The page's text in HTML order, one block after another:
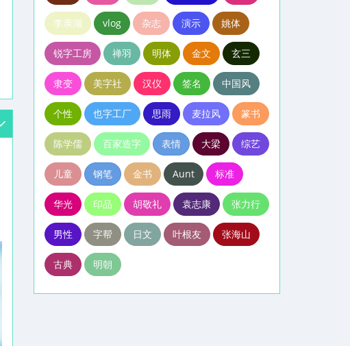
李亲湖 vlog 杂志 演示 姚体
锐字工房 禅羽 明体 金文 玄三
隶变 美字社 汉仪 签名 中国风
个性 也字工厂 思雨 麦拉风 篆书
陈学儒 百家造字 表情 大梁 综艺
儿童 钢笔 金书 Aunt 标准
华光 印品 胡敬礼 袁志康 张力行
男性 字帮 日文 叶根友 张海山
古典 明朝